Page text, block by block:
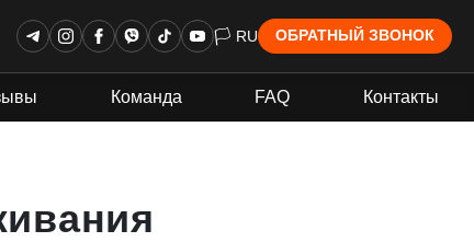
🏳 RU ОБРАТНЫЙ ЗВОНОК
Команда FAQ Контакты